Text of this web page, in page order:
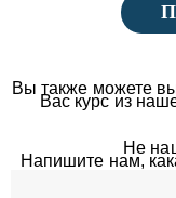
Вы также можете
Вас курс из
Не
Напишите нам,